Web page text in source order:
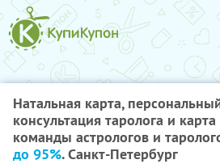
Натальная карта,
консультация таролога и
команды астрологов и
до 95%. Санкт-Петербург